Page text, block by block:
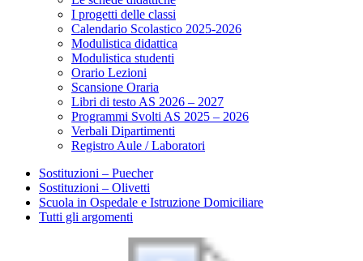
I progetti delle classi
Calendario Scolastico 2025-2026
Modulistica didattica
Modulistica studenti
Orario Lezioni
Scansione Oraria
Libri di testo AS 2026 – 2027
Programmi Svolti AS 2025 – 2026
Verbali Dipartimenti
Registro Aule / Laboratori
Sostituzioni – Puecher
Sostituzioni – Olivetti
Scuola in Ospedale e Istruzione Domiciliare
Tutti gli argomenti